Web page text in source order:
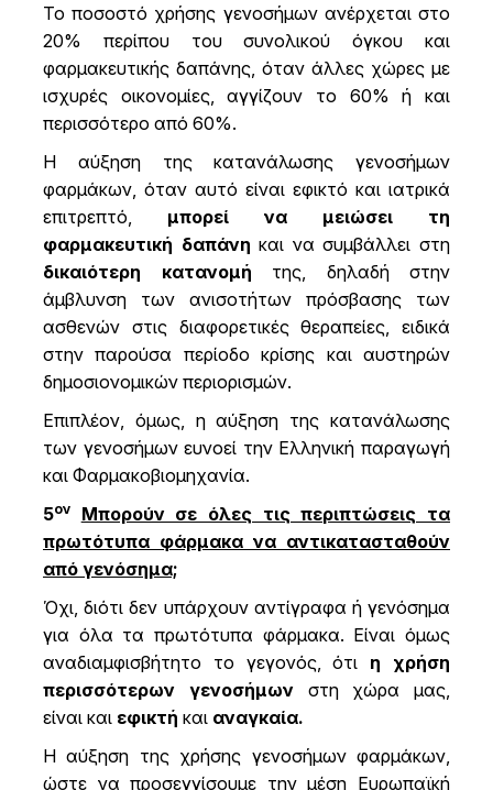
Το ποσοστό χρήσης γενοσήμων ανέρχεται στο
20% περίπου του συνολικού όγκου και
φαρμακευτικής δαπάνης, όταν άλλες χώρες με
ισχυρές οικονομίες, αγγίζουν το 60% ή και
περισσότερο από 60%.
Η αύξηση της κατανάλωσης γενοσήμων
φαρμάκων, όταν αυτό είναι εφικτό και ιατρικά
επιτρεπτό, μπορεί να μειώσει τη
φαρμακευτική δαπάνη και να συμβάλλει στη
δικαιότερη κατανομή της, δηλαδή στην
άμβλυνση των ανισοτήτων πρόσβασης των
ασθενών στις διαφορετικές θεραπείες, ειδικά
στην παρούσα περίοδο κρίσης και αυστηρών
δημοσιονομικών περιορισμών.
Επιπλέον, όμως, η αύξηση της κατανάλωσης
των γενοσήμων ευνοεί την Ελληνική παραγωγή
και Φαρμακοβιομηχανία.
5ον
Μπορούν σε όλες τις περιπτώσεις τα
πρωτότυπα φάρμακα να αντικατασταθούν
από γενόσημα;
Όχι, διότι δεν υπάρχουν αντίγραφα ή γενόσημα
για όλα τα πρωτότυπα φάρμακα. Είναι όμως
αναδιαμφισβήτητο το γεγονός, ότι η χρήση
περισσότερων γενοσήμωνστη χώρα μας,
είναι και εφικτή και αναγκαία.
Η αύξηση της χρήσης γενοσήμων φαρμάκων,
ώστε να προσεγγίσουμε την μέση Ευρωπαϊκή